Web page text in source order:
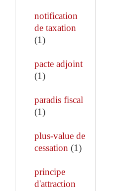
notification
de taxation
(1)
pacte adjoint
(1)
paradis fiscal
(1)
plus-value de
cessation (1)
principe
d'attraction